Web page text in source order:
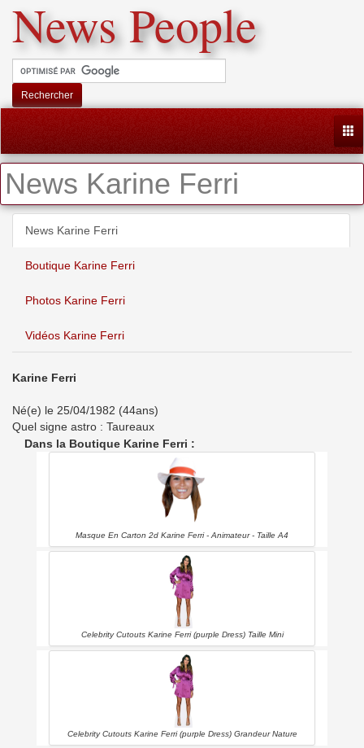
News People
Rechercher
News Karine Ferri
News Karine Ferri
Boutique Karine Ferri
Photos Karine Ferri
Vidéos Karine Ferri
Karine Ferri
Né(e) le 25/04/1982 (44ans)
Quel signe astro : Taureaux
Dans la Boutique Karine Ferri :
Masque En Carton 2d Karine Ferri - Animateur - Taille A4
Celebrity Cutouts Karine Ferri (purple Dress) Taille Mini
Celebrity Cutouts Karine Ferri (purple Dress) Grandeur Nature